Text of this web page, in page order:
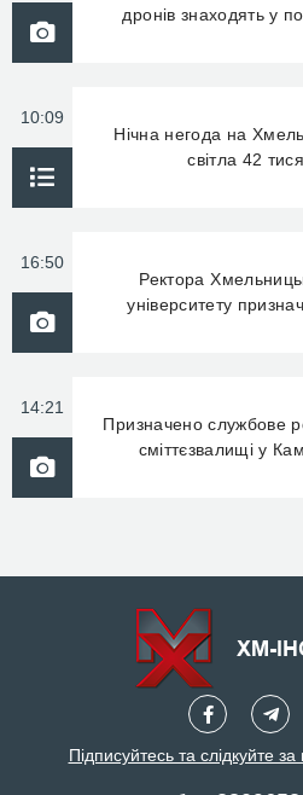
дронів знаходять у
10:09
Нічна негода на
світла 42
16:50
Ректора
університету
14:21
Призначено службове
сміттєзвалищі у
Підписуйтесь та слідкуйте